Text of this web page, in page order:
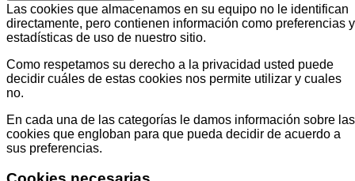
Las cookies que almacenamos en su equipo no le identifican
directamente, pero contienen información como preferencias y
estadísticas de uso de nuestro sitio.
Como respetamos su derecho a la privacidad usted puede
decidir cuáles de estas cookies nos permite utilizar y cuales
no.
En cada una de las categorías le damos información sobre las
cookies que engloban para que pueda decidir de acuerdo a
sus preferencias.